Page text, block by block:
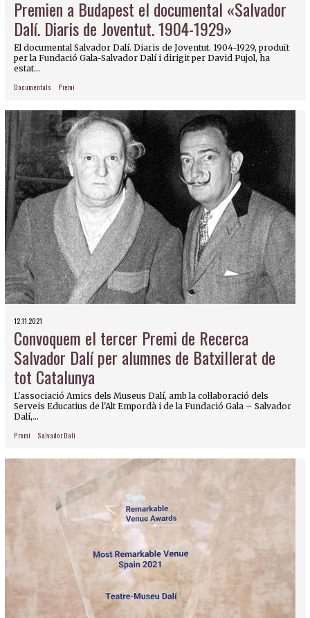
Premien a Budapest el documental «Salvador
Dalí. Diaris de Joventut. 1904-1929»
El documental Salvador Dalí. Diaris de Joventut. 1904-1929, produït
per la Fundació Gala-Salvador Dalí i dirigit per David Pujol, ha
estat...
Documentals Premi
12.11.2021
Convoquem el tercer Premi de Recerca
Salvador Dalí per alumnes de Batxillerat de
tot Catalunya
L'associació Amics dels Museus Dalí, amb la col·laboració dels
Serveis Educatius de l'Alt Empordà i de la Fundació Gala – Salvador
Dalí,...
Premi Salvador Dalí